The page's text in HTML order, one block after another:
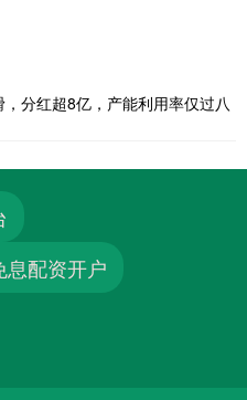
分红超8亿，产能利用率仅过八
息配资开户